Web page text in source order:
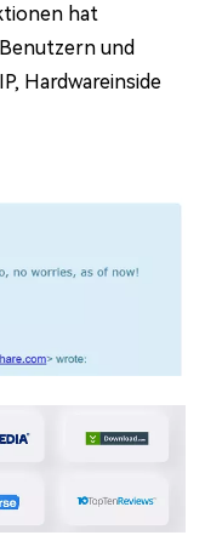
hat
und
Hardwareinside